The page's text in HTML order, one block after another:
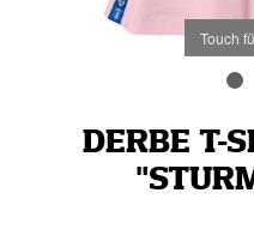
Touch
DERBE T-